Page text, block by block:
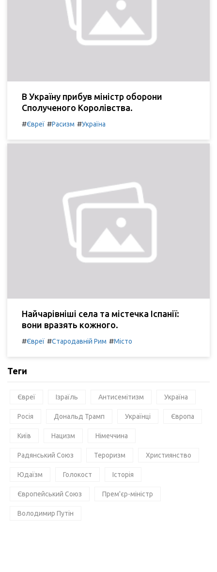
В Україну прибув міністр оборони
Сполученого Королівства.
#Євреї #Расизм #Україна
Найчарівніші села та містечка Іспанії:
вони вразять кожного.
#Євреї #Стародавній Рим #Місто
Теги
Євреї Ізраїль Антисемітизм Україна
Росія Дональд Трамп Українці Європа
Київ Нацизм Німеччина
Радянський Союз Тероризм Християнство
Юдаїзм Голокост Історія
Європейський Союз Прем'єр-міністр
Володимир Путін